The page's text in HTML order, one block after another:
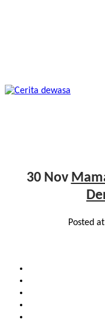
30 Nov
Posted